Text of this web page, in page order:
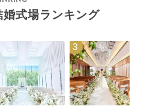
式場ランキング
3